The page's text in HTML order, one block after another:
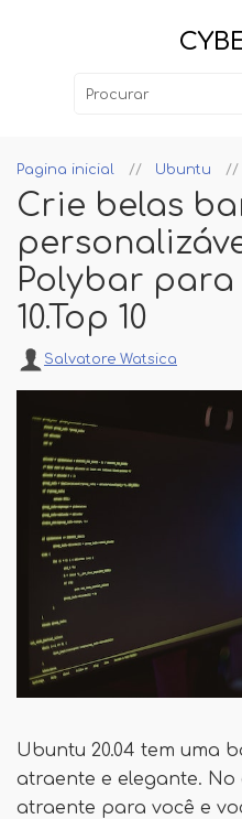
Pagina inicial Ubuntu
Crie belas
Polybar para
10.Top 10
Salvatore Watsica
Ubuntu 20.04 tem uma
atraente e elegante.
atraente para você e